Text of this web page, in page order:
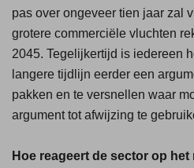
pas over ongeveer tien jaar zal
grotere commerciële vluchten
2045. Tegelijkertijd is iedereen
langere tijdlijn eerder een
pakken en te versnellen waar
argument tot afwijzing te
Hoe reageert de sector op